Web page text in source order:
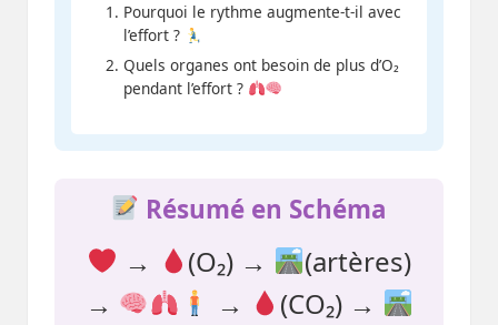
Pourquoi le rythme augmente-t-il avec
l’effort ?
Quels organes ont besoin de plus d’O₂
pendant l’effort ?
Résumé en Schéma
→ (O₂) →
(artères)
→
→
(CO₂) →